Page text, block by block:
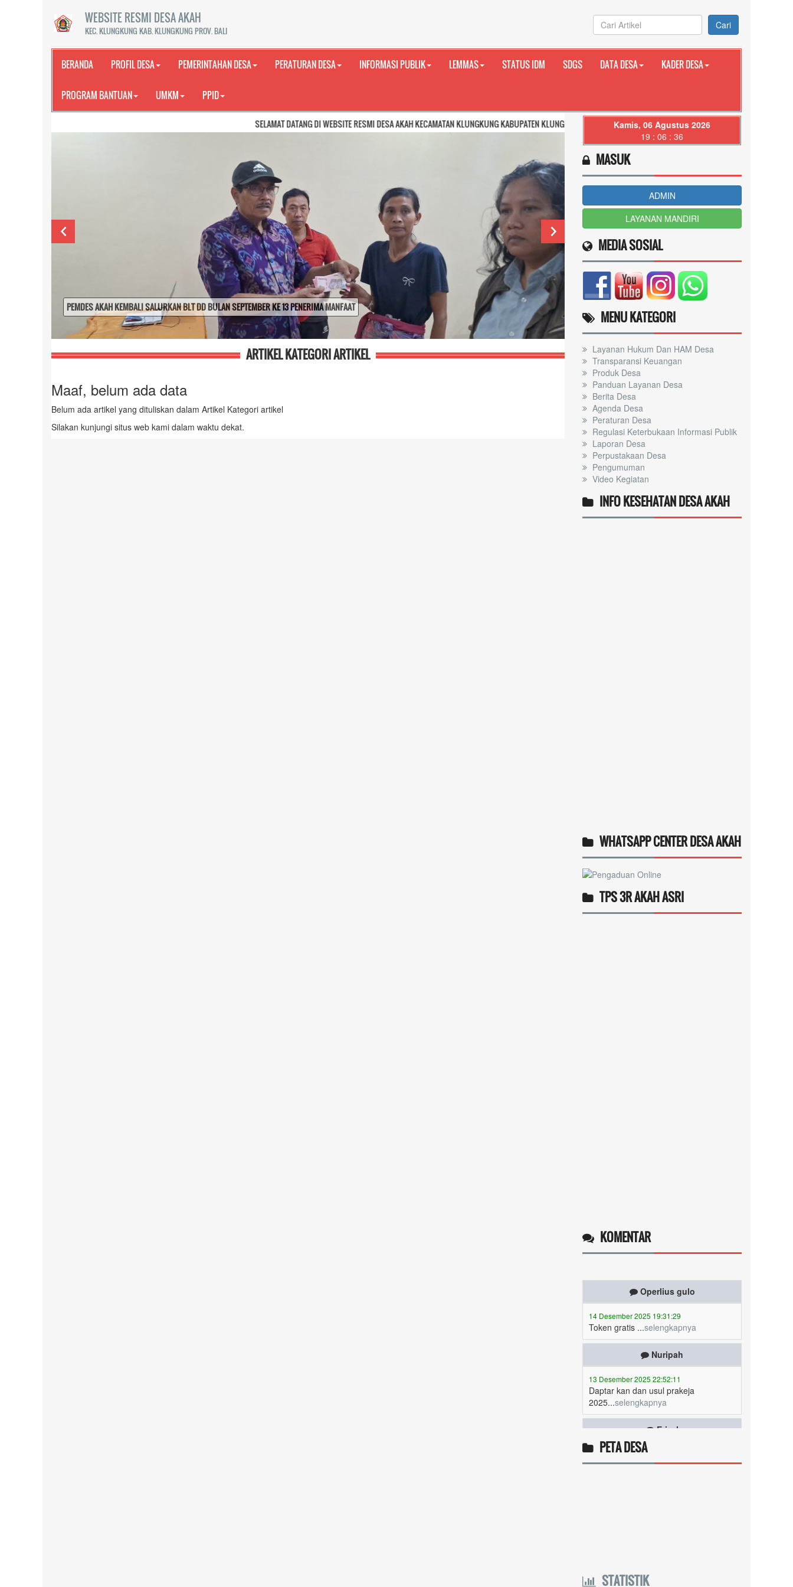
WEBSITE RESMI DESA AKAH
KEC. KLUNGKUNG KAB. KLUNGKUNG PROV. BALI Cari
BERANDA PROFIL DESA PEMERINTAHAN DESA PERATURAN DESA INFORMASI PUBLIK LEMMAS STATUS IDM SDGS DATA DESA KADER DESA
PROGRAM BANTUAN UMKM PPID
SELAMAT DATANG DI WEBSITE RESMI DESA AKAH KECAMATAN KLUNGKUNG KABUPATEN KLUNGKUNG PROVINSI BALI
RANGKAIAN KEGIATAN MERAYAKAN 17 AGUSTUS 2025
ARTIKEL KATEGORI ARTIKEL
Maaf, belum ada data
Belum ada artikel yang dituliskan dalam Artikel Kategori artikel
Silakan kunjungi situs web kami dalam waktu dekat.
Kamis, 06 Agustus 2026
19 : 06 : 38
MASUK
ADMIN
LAYANAN MANDIRI
MEDIA SOSIAL
MENU KATEGORI
Layanan Hukum Dan HAM Desa
Transparansi Keuangan
Produk Desa
Panduan Layanan Desa
Berita Desa
Agenda Desa
Peraturan Desa
Regulasi Keterbukaan Informasi Publik
Laporan Desa
Perpustakaan Desa
Pengumuman
Video Kegiatan
INFO KESEHATAN DESA AKAH
WHATSAPP CENTER DESA AKAH
TPS 3R AKAH ASRI
KOMENTAR
14 Desember 2025 19:31:29
selengkapnya
Nuripah
13 Desember 2025 22:52:11
Daptar kan dan usul prakeja
2025...selengkapnya
Erizal
09 Desember 2025 13:48:42
Token listrik... selengkapnya
Awin
PETA DESA
STATISTIK